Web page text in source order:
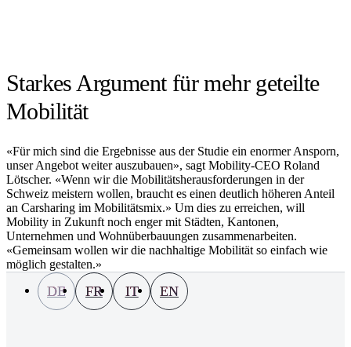
Starkes Argument für mehr geteilte
Mobilität
«Für mich sind die Ergebnisse aus der Studie ein enormer Ansporn,
unser Angebot weiter auszubauen», sagt Mobility-CEO Roland
Lötscher. «Wenn wir die Mobilitätsherausforderungen in der
Schweiz meistern wollen, braucht es einen deutlich höheren Anteil
an Carsharing im Mobilitätsmix.» Um dies zu erreichen, will
Mobility in Zukunft noch enger mit Städten, Kantonen,
Unternehmen und Wohnüberbauungen zusammenarbeiten.
«Gemeinsam wollen wir die nachhaltige Mobilität so einfach wie
möglich gestalten.»
DE FR IT EN